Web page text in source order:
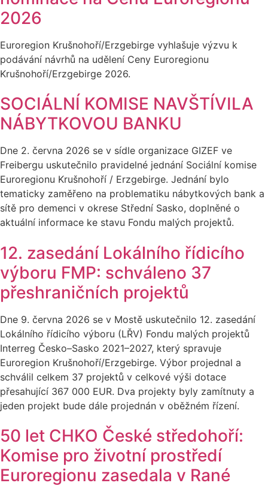
2026
Euroregion Krušnohoří/Erzgebirge vyhlašuje výzvu k
podávání návrhů na udělení Ceny Euroregionu
Krušnohoří/Erzgebirge 2026.
SOCIÁLNÍ KOMISE NAVŠTÍVILA
NÁBYTKOVOU BANKU
Dne 2. června 2026 se v sídle organizace GIZEF ve
Freibergu uskutečnilo pravidelné jednání Sociální komise
Euroregionu Krušnohoří / Erzgebirge. Jednání bylo
tematicky zaměřeno na problematiku nábytkových bank a
sítě pro demenci v okrese Střední Sasko, doplněné o
aktuální informace ke stavu Fondu malých projektů.
12. zasedání Lokálního řídicího
výboru FMP: schváleno 37
přeshraničních projektů
Dne 9. června 2026 se v Mostě uskutečnilo 12. zasedání
Lokálního řídicího výboru (LŘV) Fondu malých projektů
Interreg Česko–Sasko 2021–2027, který spravuje
Euroregion Krušnohoří/Erzgebirge. Výbor projednal a
schválil celkem 37 projektů v celkové výši dotace
přesahující 367 000 EUR. Dva projekty byly zamítnuty a
jeden projekt bude dále projednán v oběžném řízení.
50 let CHKO České středohoří:
Komise pro životní prostředí
Euroregionu zasedala v Rané